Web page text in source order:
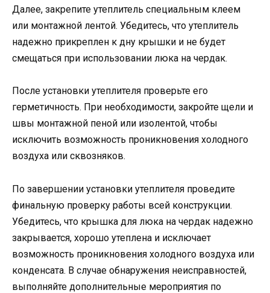
Далее, закрепите утеплитель специальным клеем
или монтажной лентой. Убедитесь, что утеплитель
надежно прикреплен к дну крышки и не будет
смещаться при использовании люка на чердак.
После установки утеплителя проверьте его
герметичность. При необходимости, закройте щели и
швы монтажной пеной или изолентой, чтобы
исключить возможность проникновения холодного
воздуха или сквозняков.
По завершении установки утеплителя проведите
финальную проверку работы всей конструкции.
Убедитесь, что крышка для люка на чердак надежно
закрывается, хорошо утеплена и исключает
возможность проникновения холодного воздуха или
конденсата. В случае обнаружения неисправностей,
выполняйте дополнительные мероприятия по